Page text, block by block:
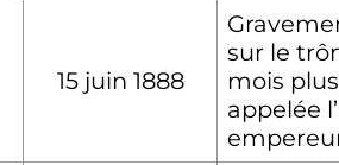
15 juin 1888
sur le
mois
appelée